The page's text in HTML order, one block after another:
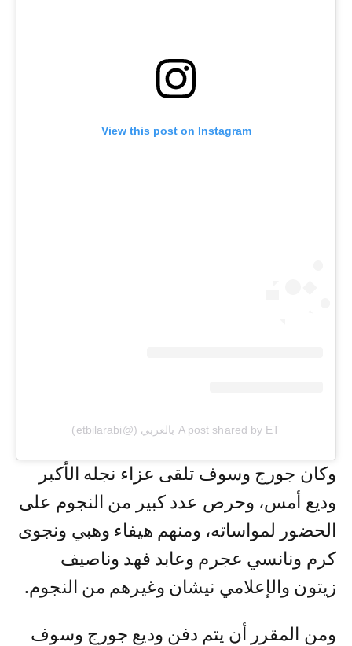
View this post on Instagram
A post shared by ET بالعربي (@etbilarabi)
وكان جورج وسوف تلقى عزاء نجله الأكبر
وديع أمس، وحرص عدد كبير من النجوم على
الحضور لمواساته، ومنهم هيفاء وهبي ونجوى
كرم ونانسي عجرم وعابد فهد وناصيف
زيتون والإعلامي نيشان وغيرهم من النجوم.
ومن المقرر أن يتم دفن وديع جورج وسوف